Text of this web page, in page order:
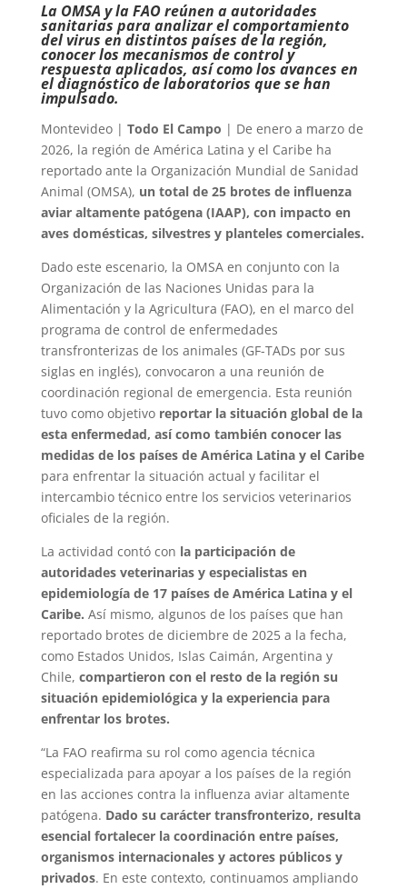
La OMSA y la FAO reúnen a autoridades
sanitarias para analizar el comportamiento
del virus en distintos países de la región,
conocer los mecanismos de control y
respuesta aplicados, así como los avances en
el diagnóstico de laboratorios que se han
impulsado.
Montevideo | Todo El Campo | De enero a marzo de
2026, la región de América Latina y el Caribe ha
reportado ante la Organización Mundial de Sanidad
Animal (OMSA), un total de 25 brotes de influenza
aviar altamente patógena (IAAP), con impacto en
aves domésticas, silvestres y planteles comerciales.
Dado este escenario, la OMSA en conjunto con la
Organización de las Naciones Unidas para la
Alimentación y la Agricultura (FAO), en el marco del
programa de control de enfermedades
transfronterizas de los animales (GF-TADs por sus
siglas en inglés), convocaron a una reunión de
coordinación regional de emergencia. Esta reunión
tuvo como objetivo reportar la situación global de la
esta enfermedad, así como también conocer las
medidas de los países de América Latina y el Caribe
para enfrentar la situación actual y facilitar el
intercambio técnico entre los servicios veterinarios
oficiales de la región.
La actividad contó con la participación de
autoridades veterinarias y especialistas en
epidemiología de 17 países de América Latina y el
Caribe. Así mismo, algunos de los países que han
reportado brotes de diciembre de 2025 a la fecha,
como Estados Unidos, Islas Caimán, Argentina y
Chile, compartieron con el resto de la región su
situación epidemiológica y la experiencia para
enfrentar los brotes.
“La FAO reafirma su rol como agencia técnica
especializada para apoyar a los países de la región
en las acciones contra la influenza aviar altamente
patógena. Dado su carácter transfronterizo, resulta
esencial fortalecer la coordinación entre países,
organismos internacionales y actores públicos y
privados. En este contexto, continuamos ampliando